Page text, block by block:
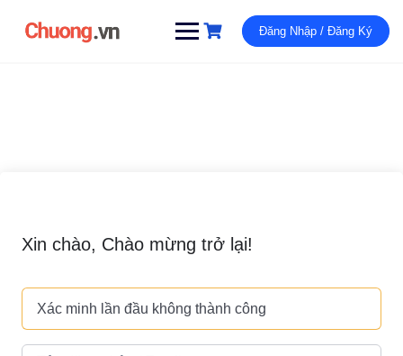
Đăng Nhập / Đăng Ký
Xin chào, Chào mừng trở lại!
Xác minh lần đầu không thành công